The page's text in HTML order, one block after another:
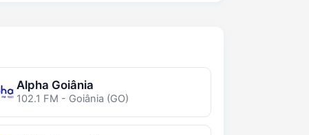
Alpha Goiânia
102.1 FM - Goiânia (GO)